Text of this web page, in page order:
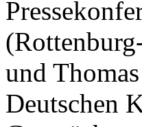
und
Deutschen